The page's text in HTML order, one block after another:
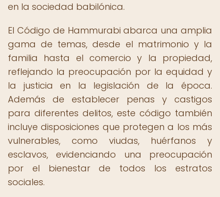
en la sociedad babilónica.
El Código de Hammurabi abarca una amplia
gama de temas, desde el matrimonio y la
familia hasta el comercio y la propiedad,
reflejando la preocupación por la equidad y
la justicia en la legislación de la época.
Además de establecer penas y castigos
para diferentes delitos, este código también
incluye disposiciones que protegen a los más
vulnerables, como viudas, huérfanos y
esclavos, evidenciando una preocupación
por el bienestar de todos los estratos
sociales.